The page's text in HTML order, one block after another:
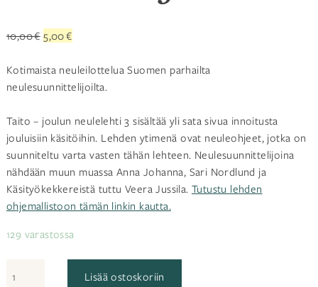
10,00€ Alkuperäinen
oli:
10,00 €.
5,00€Nykyinen
on:
5,00 €.
Kotimaista neuleilottelua Suomen parhailta
neulesuunnittelijoilta.
Taito – joulun neulelehti 3 sisältää yli sata sivua innoitusta
jouluisiin käsitöihin. Lehden ytimenä ovat neuleohjeet, jotka on
suunniteltu varta vasten tähän lehteen. Neulesuunnittelijoina
nähdään muun muassa Anna Johanna, Sari Nordlund ja
Käsityökekkereistä tuttu Veera Jussila. Tutustu lehden
ohjemallistoon tämän linkin kautta.
129 varastossa
Lisää ostoskoriin